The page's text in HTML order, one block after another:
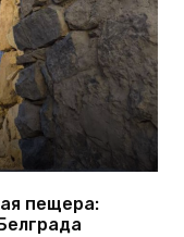
пещера: